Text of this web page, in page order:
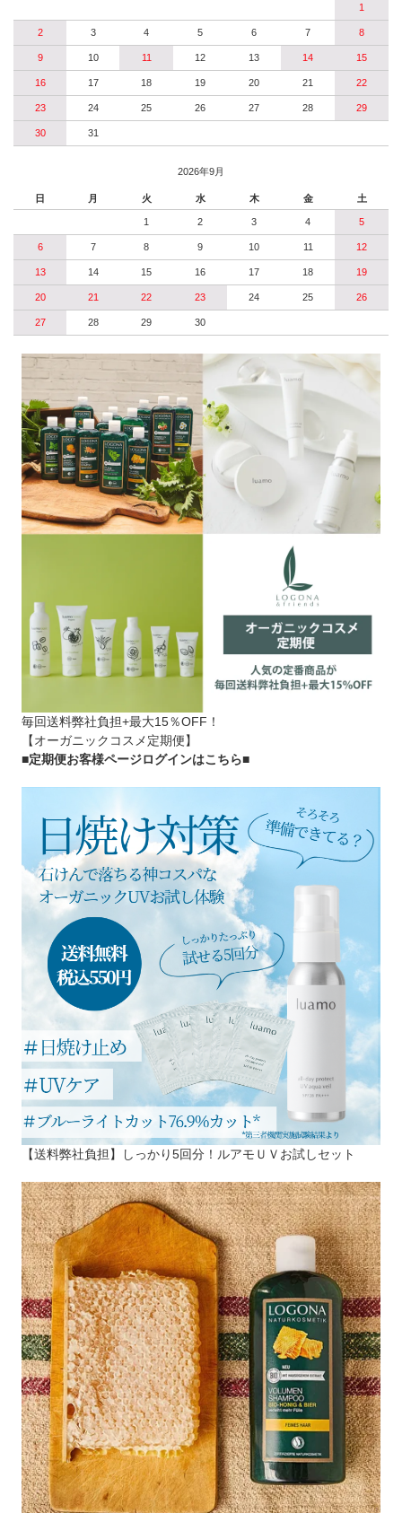
1
2 3 4 5 6 7 8
9 10 11 12 13 14 15
16 17 18 19 20 21 22
23 24 25 26 27 28 29
30 31
2026年9月
日 月 火 水 木 金 土
1 2 3 4 5
6 7 8 9 10 11 12
13 14 15 16 17 18 19
20 21 22 23 24 25 26
27 28 29 30
毎回送料弊社負担+最大15％OFF！
【オーガニックコスメ定期便】
■定期便お客様ページログインはこちら■
【送料弊社負担】しっかり5回分！ルアモＵＶお試しセット